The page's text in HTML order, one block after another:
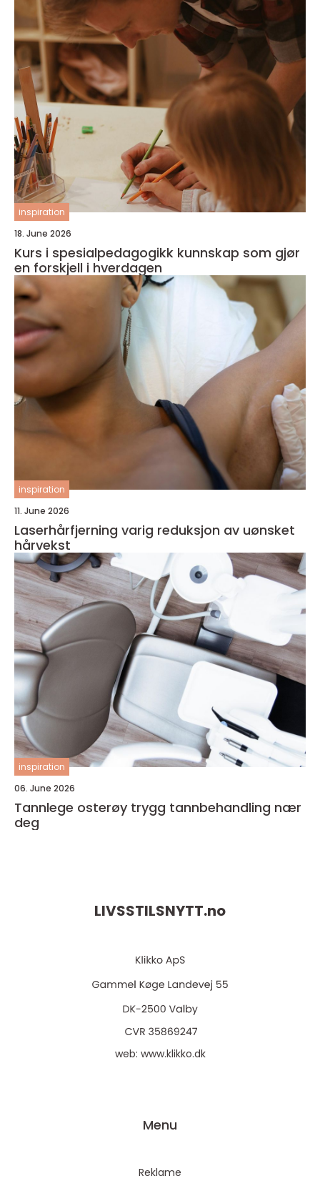
inspiration
18. June 2026
Kurs i spesialpedagogikk kunnskap som gjør
en forskjell i hverdagen
inspiration
11. June 2026
Laserhårfjerning varig reduksjon av uønsket
hårvekst
inspiration
06. June 2026
Tannlege osterøy trygg tannbehandling nær
deg
LIVSSTILSNYTT.no
web: www.klikko.dk
Menu
Reklame